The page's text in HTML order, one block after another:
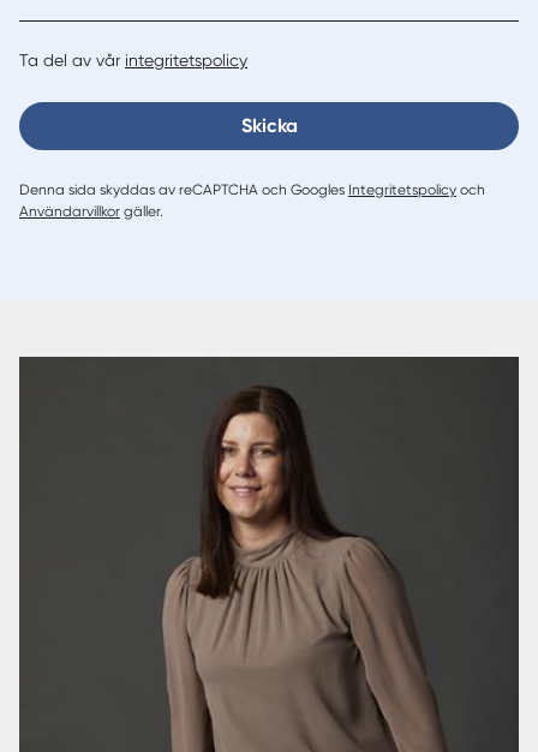
Ta del av vår integritetspolicy
Skicka
Denna sida skyddas av reCAPTCHA och Googles Integritetspolicy och
Användarvillkor gäller.